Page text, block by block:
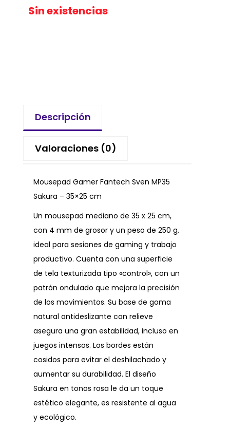
Sin existencias
Descripción
Valoraciones (0)
Mousepad Gamer Fantech Sven MP35
Sakura – 35×25 cm
Un mousepad mediano de 35 x 25 cm,
con 4 mm de grosor y un peso de 250 g,
ideal para sesiones de gaming y trabajo
productivo. Cuenta con una superficie
de tela texturizada tipo «control», con un
patrón ondulado que mejora la precisión
de los movimientos. Su base de goma
natural antideslizante con relieve
asegura una gran estabilidad, incluso en
juegos intensos. Los bordes están
cosidos para evitar el deshilachado y
aumentar su durabilidad. El diseño
Sakura en tonos rosa le da un toque
estético elegante, es resistente al agua
y ecológico.